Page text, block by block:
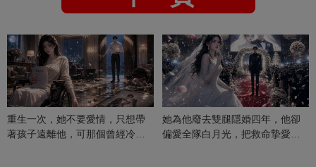
重生一次，她不要愛情，只想帶
著孩子遠離他，可那個曾經冷漠
她為他廢去雙腿隱婚四年，他卻
偏愛全隊白月光，把救命摯愛當